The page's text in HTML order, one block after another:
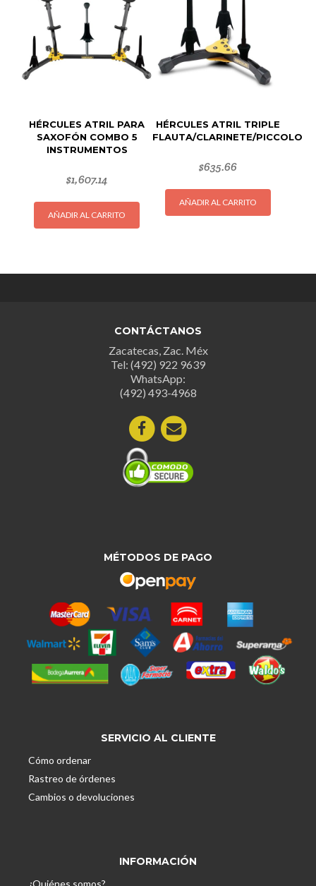
HÉRCULES ATRIL PARA
SAXOFÓN COMBO 5
INSTRUMENTOS
$1,607.14
AÑADIR AL CARRITO
HÉRCULES ATRIL TRIPLE
FLAUTA/CLARINETE/PICCOLO
$635.66
AÑADIR AL CARRITO
CONTÁCTANOS
Zacatecas, Zac. Méx
Tel: (492) 922 9639
WhatsApp:
(492) 493-4968
MÉTODOS DE PAGO
SERVICIO AL CLIENTE
Cómo ordenar
Rastreo de órdenes
Cambios o devoluciones
INFORMACIÓN
¿Quiénes somos?